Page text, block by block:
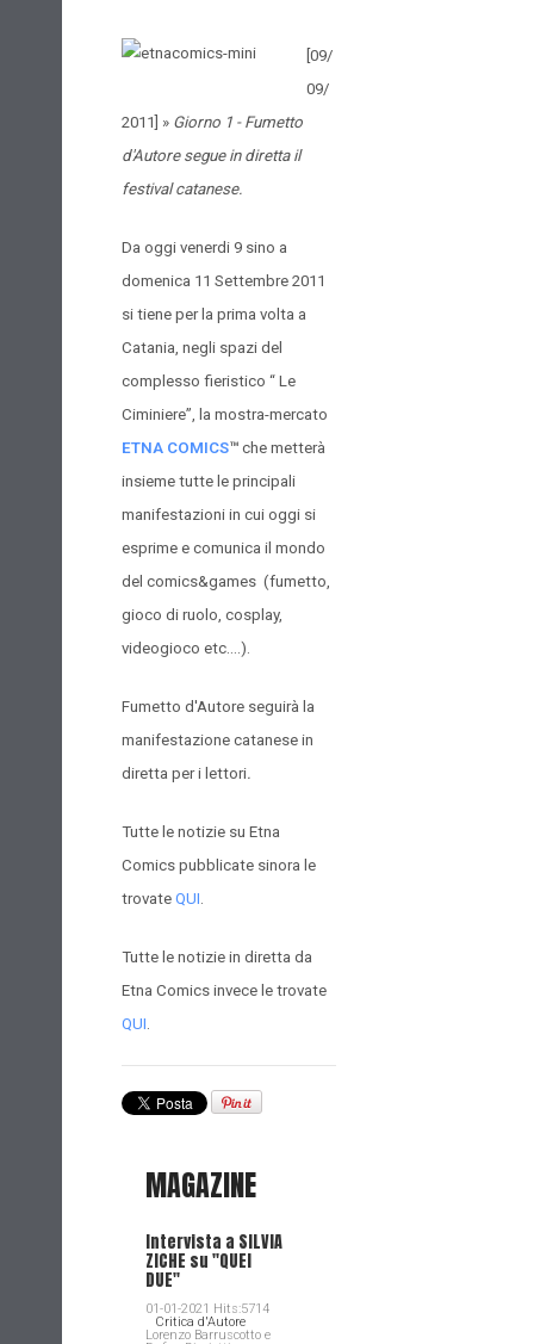
[09/
09/
2011] » Giorno 1 - Fumetto
d'Autore segue in diretta il
festival catanese.
Da oggi venerdi 9 sino a
domenica 11 Settembre 2011
si tiene per la prima volta a
Catania, negli spazi del
complesso fieristico “ Le
Ciminiere”, la mostra-mercato
ETNA COMICS™ che metterà
insieme tutte le principali
manifestazioni in cui oggi si
esprime e comunica il mondo
del comics&games (fumetto,
gioco di ruolo, cosplay,
videogioco etc….).
Fumetto d'Autore seguirà la
manifestazione catanese in
diretta per i lettori.
Tutte le notizie su Etna
Comics pubblicate sinora le
trovate QUI.
Tutte le notizie in diretta da
Etna Comics invece le trovate
QUI.
MAGAZINE
Intervista a SILVIA
ZICHE su "QUEI
DUE"
01-01-2021 Hits:5714
Critica d'Autore
Lorenzo Barruscotto e